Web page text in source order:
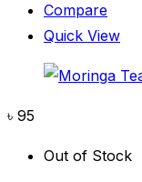
Compare
Quick View
৳ 95
Out of Stock